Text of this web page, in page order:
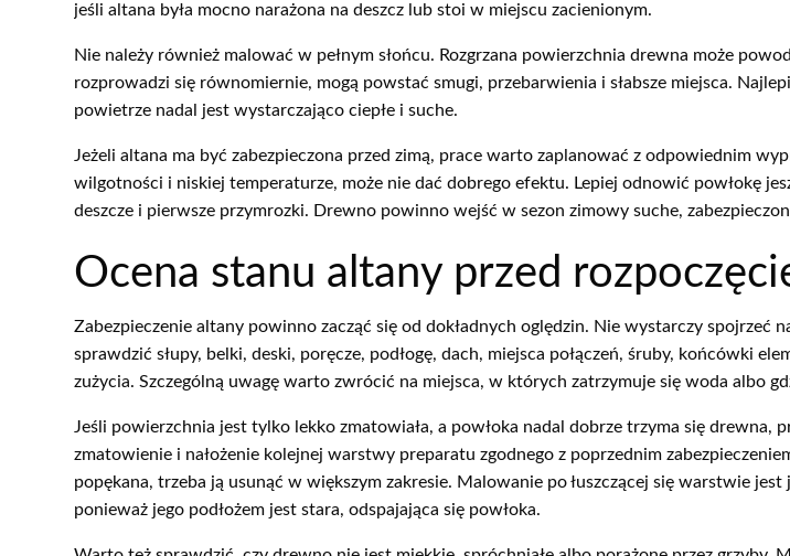
jeśli altana była mocno narażona na deszcz lub stoi w miejscu zacienionym.
Nie należy również malować w pełnym słońcu. Rozgrzana powierzchnia drewna może
rozprowadzi się równomiernie, mogą powstać smugi, przebarwienia i słabsze miejsca.
powietrze nadal jest wystarczająco ciepłe i suche.
Jeżeli altana ma być zabezpieczona przed zimą, prace warto zaplanować z odpowiednim
wilgotności i niskiej temperaturze, może nie dać dobrego efektu. Lepiej odnowić powłokę
deszcze i pierwsze przymrozki. Drewno powinno wejść w sezon zimowy suche,
Ocena stanu altany przed
Zabezpieczenie altany powinno zacząć się od dokładnych oględzin. Nie wystarczy spojrzeć
sprawdzić słupy, belki, deski, poręcze, podłogę, dach, miejsca połączeń, śruby, końcówki
zużycia. Szczególną uwagę warto zwrócić na miejsca, w których zatrzymuje się woda albo
Jeśli powierzchnia jest tylko lekko zmatowiała, a powłoka nadal dobrze trzyma się
zmatowienie i nałożenie kolejnej warstwy preparatu zgodnego z poprzednim
popękana, trzeba ją usunąć w większym zakresie. Malowanie po łuszczącej się warstwie
ponieważ jego podłożem jest stara, odspajająca się powłoka.